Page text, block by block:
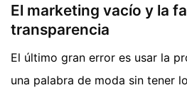
El marketing vacío y la
transparencia
El último gran error es usar la
una palabra de moda sin tener